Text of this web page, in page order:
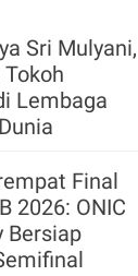
Ini
Buka
Baru
Sri Mulyani,
Lembaga
Final
2026: ONIC
Bersiap